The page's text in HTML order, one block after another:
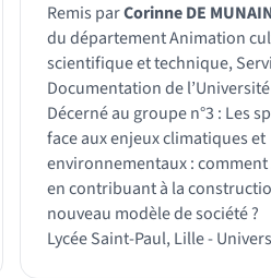
Remis parCorinne DE
du département Animation
scientifique et technique,
Documentation de
Décerné au groupe n°3 : Les
face aux enjeux climatiques et
environnementaux : comment
en contribuant à la
nouveau modèle de société ?
Lycée Saint-Paul, Lille -